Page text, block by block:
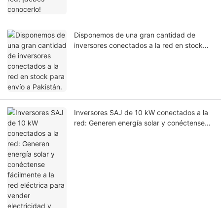
Disponemos de una gran cantidad de
inversores conectados a la red en stock
Inversores SAJ de 10 kW conectados a la
red: Generen energía solar y conéctense